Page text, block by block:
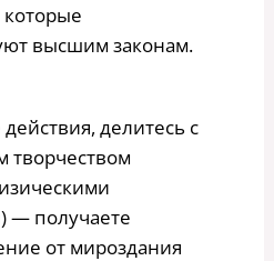
высшим законам.
делитесь с
творчеством
— получаете
от мироздания